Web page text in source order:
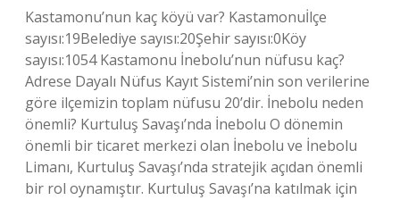
Kastamonu’nun kaç köyü var? Kastamonuİlçe
sayısı:19Belediye sayısı:20Şehir sayısı:0Köy
sayısı:1054 Kastamonu İnebolu’nun nüfusu kaç?
Adrese Dayalı Nüfus Kayıt Sistemi’nin son verilerine
göre ilçemizin toplam nüfusu 20’dir. İnebolu neden
önemli? Kurtuluş Savaşı’nda İnebolu O dönemin
önemli bir ticaret merkezi olan İnebolu ve İnebolu
Limanı, Kurtuluş Savaşı’nda stratejik açıdan önemli
bir rol oynamıştır. Kurtuluş Savaşı’na katılmak için